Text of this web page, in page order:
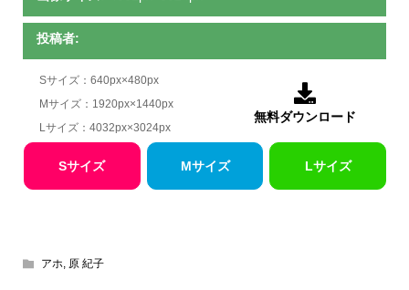
投稿者:
Sサイズ：640px×480px
Mサイズ：1920px×1440px
Lサイズ：4032px×3024px

無料ダウンロード
Sサイズ Mサイズ Lサイズ
アホ, 原 紀子